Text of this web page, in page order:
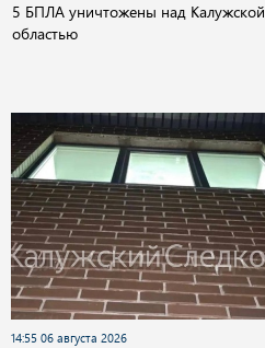
5 БПЛА уничтожены над Калужской
областью
14:55 06 августа 2026